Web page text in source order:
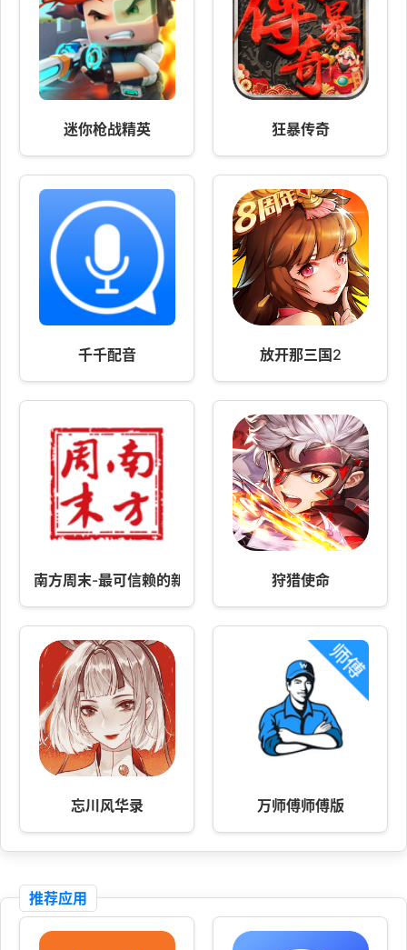
迷你枪战精英 狂暴传奇
千千配音 放开那三国2
南方周末-最可信赖的新闻 狩猎使命
忘川风华录 万师傅师傅版
推荐应用